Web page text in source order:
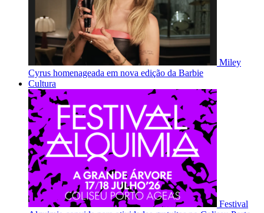
Miley
Cyrus homenageada em nova edição da Barbie
Cultura
Festival